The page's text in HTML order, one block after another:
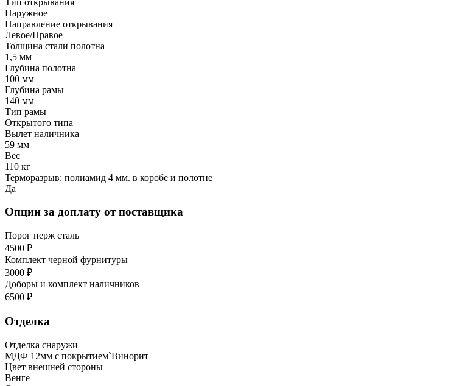
Наружное
Направление открывания
Левое/Правое
Толщина стали полотна
1,5 мм
Глубина полотна
100 мм
Глубина рамы
140 мм
Тип рамы
Открытого типа
Вылет наличника
59 мм
Вес
110 кг
Терморазрыв: полиамид 4 мм. в коробе и полотне
Да
Опции за доплату от поставщика
Порог нерж сталь
4500 ₽
Комплект черной фурнитуры
3000 ₽
Доборы и комплект наличников
6500 ₽
Отделка
Отделка снаружи
МДФ 12мм с покрытием`Винорит
Цвет внешней стороны
Венге